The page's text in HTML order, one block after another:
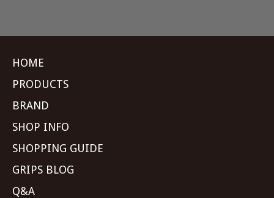
HOME
PRODUCTS
BRAND
SHOP INFO
SHOPPING GUIDE
GRIPS BLOG
Q&A